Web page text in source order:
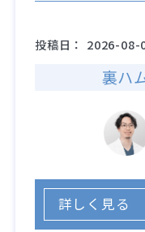
投稿日： 2026-08-
裏ハ
詳しく見る